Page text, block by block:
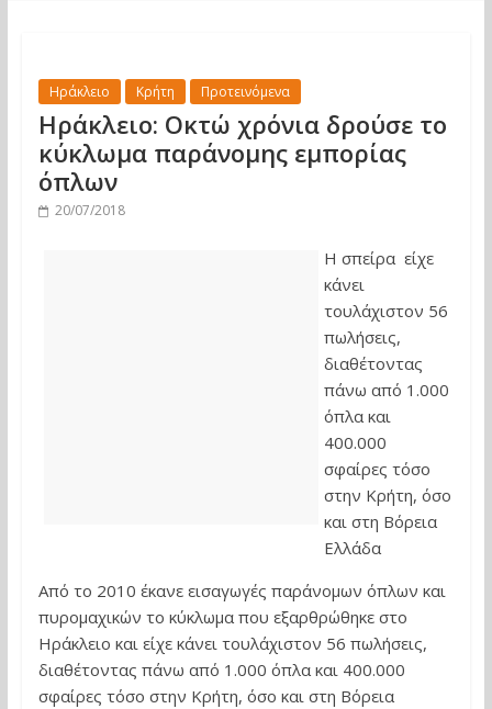
Ηράκλειο Κρήτη Προτεινόμενα
Ηράκλειο: Οκτώ χρόνια δρούσε το
κύκλωμα παράνομης εμπορίας
όπλων
20/07/2018
Η σπείρα είχε
κάνει
τουλάχιστον 56
πωλήσεις,
διαθέτοντας
πάνω από 1.000
όπλα και
400.000
σφαίρες τόσο
στην Κρήτη, όσο
και στη Βόρεια
Ελλάδα
Από το 2010 έκανε εισαγωγές παράνομων όπλων και
πυρομαχικών το κύκλωμα που εξαρθρώθηκε στο
Ηράκλειο και είχε κάνει τουλάχιστον 56 πωλήσεις,
διαθέτοντας πάνω από 1.000 όπλα και 400.000
σφαίρες τόσο στην Κρήτη, όσο και στη Βόρεια